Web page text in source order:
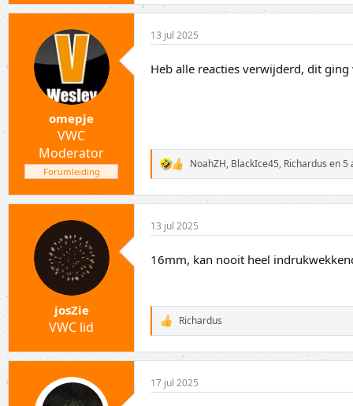
omepje
VWC
Moderator
Forumleiding
13 jul 2025
Heb alle reacties verwijderd, dit
W
a
a
r
d
e
i
n
:
NoahZH, BlackIce45, Richardus en 5
josZie
VWC lid
13 jul 2025
16mm, kan nooit heel
W
a
a
r
e
Richardus
17 jul 2025